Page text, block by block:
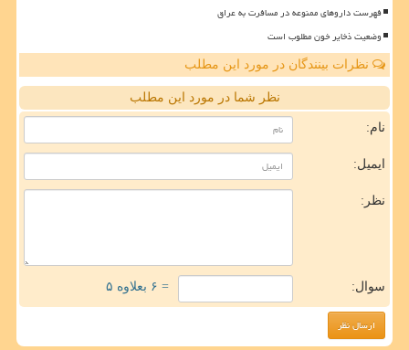
فهرست داروهای ممنوعه در مسافرت به عراق
وضعیت ذخایر خون مطلوب است
نظرات بینندگان در مورد این مطلب
نظر شما در مورد این مطلب
نام:
ایمیل:
نظر:
سوال: = ۶ بعلاوه ۵